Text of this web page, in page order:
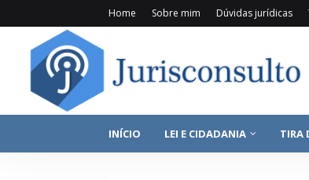
Home Sobre mim Dúvidas jurídicas
INÍCIO LEI E CIDADANIA TIRA